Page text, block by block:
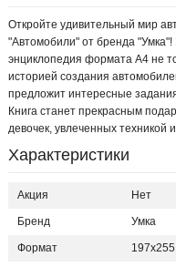
Откройте удивительный мир
"Автомобили" от бренда
энциклопедия формата А4 не
историей создания
предложит интересные
Книга станет прекрасным
девочек, увлеченных техникой
Характеристики
Акция Нет
Бренд Умка
Формат